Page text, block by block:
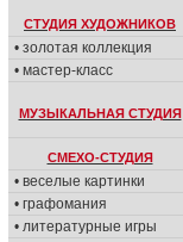
СТУДИЯ ХУДОЖНИКОВ
• золотая коллекция
• мастер-класс
МУЗЫКАЛЬНАЯ СТУДИЯ
СМЕХО-СТУДИЯ
• веселые картинки
• графомания
• литературные игры